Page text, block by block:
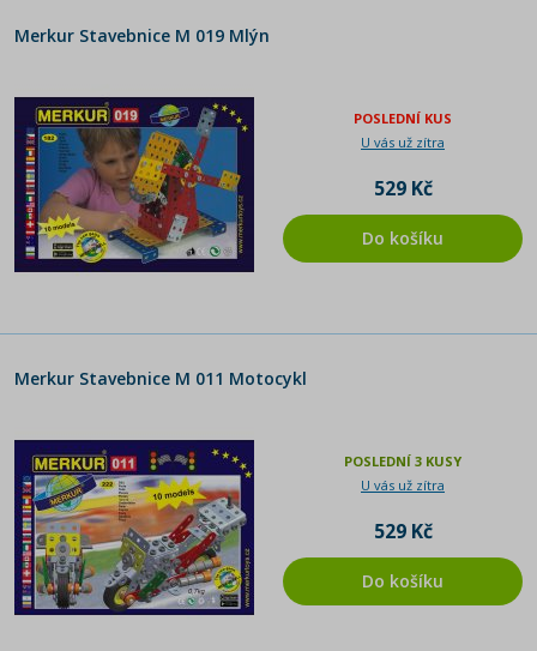
Merkur Stavebnice M 019 Mlýn
POSLEDNÍ KUS
U vás už zítra
529 Kč
Do košíku
Merkur Stavebnice M 011 Motocykl
POSLEDNÍ 3 KUSY
U vás už zítra
529 Kč
Do košíku